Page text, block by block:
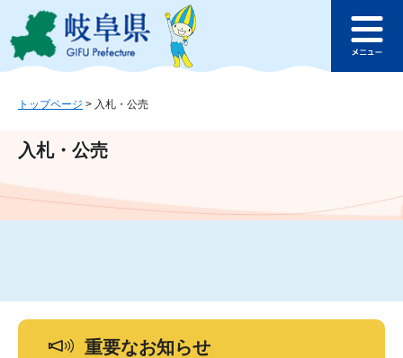
ジ
ュ
文
このページの本文へ
ュ
トップページ > 入札・公売
入札・公売
重要なお知らせ